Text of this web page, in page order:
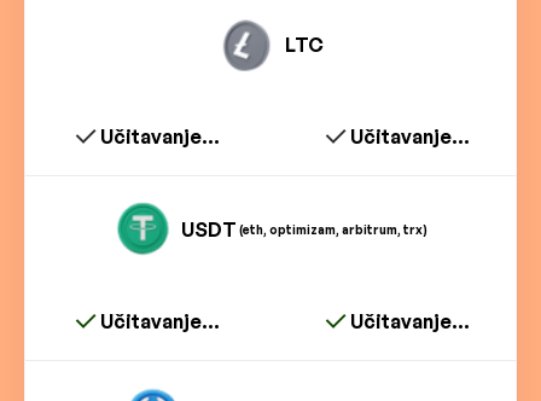
LTC
Učitavanje... Učitavanje...
USDT (eth, optimizam, arbitrum, trx)
Učitavanje... Učitavanje...